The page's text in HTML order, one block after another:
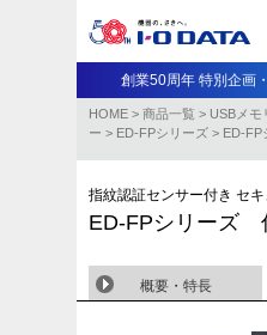
創業50周年 特別企画
HOME > 商品一覧 > USBメモ
ー > ED-FPシリーズ > ED-
指紋認証センサー付き セ
ED-FPシリーズ
概要・特長